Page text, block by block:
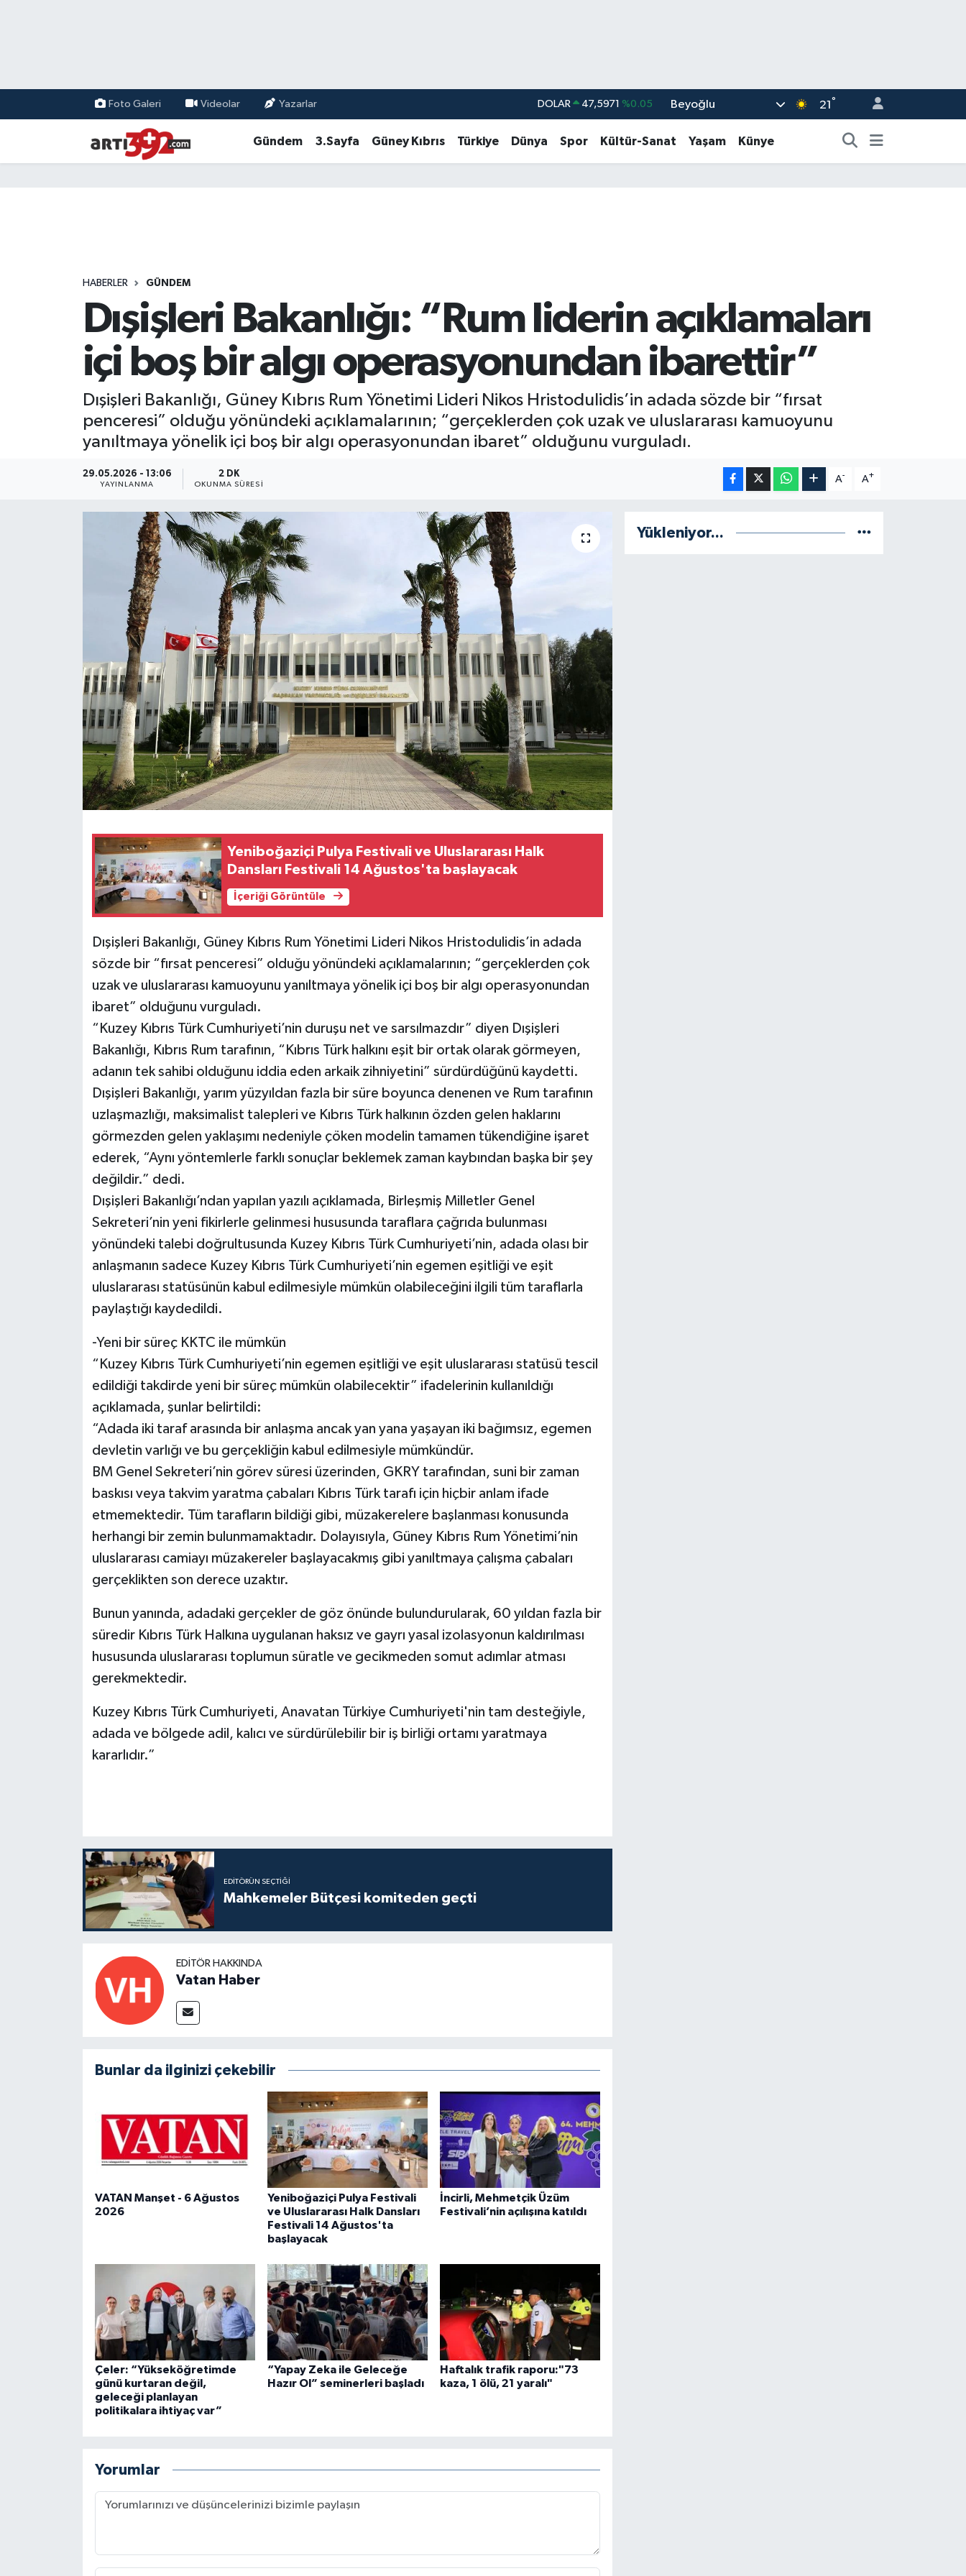
Foto Galeri Videolar Yazarlar DOLAR 47,5971 %0.05 Beyoğlu 21 °
Gündem 3.Sayfa Güney Kıbrıs Türkiye Dünya Spor Kültür-Sanat Yaşam Künye
HABERLER GÜNDEM
Dışişleri Bakanlığı: “Rum liderin açıklamaları
içi boş bir algı operasyonundan ibarettir”
Dışişleri Bakanlığı, Güney Kıbrıs Rum Yönetimi Lideri Nikos Hristodulidis’in adada sözde bir “fırsat
penceresi” olduğu yönündeki açıklamalarının; “gerçeklerden çok uzak ve uluslararası kamuoyunu
yanıltmaya yönelik içi boş bir algı operasyonundan ibaret” olduğunu vurguladı.
29.05.2026 - 13:06
YAYINLANMA
2 DK
OKUNMA SÜRESI
A- A+
Yeniboğaziçi Pulya Festivali ve Uluslararası Halk
Dansları Festivali 14 Ağustos'ta başlayacak
İçeriği Görüntüle
Dışişleri Bakanlığı, Güney Kıbrıs Rum Yönetimi Lideri Nikos Hristodulidis’in adada
sözde bir “fırsat penceresi” olduğu yönündeki açıklamalarının; “gerçeklerden çok
uzak ve uluslararası kamuoyunu yanıltmaya yönelik içi boş bir algı operasyonundan
ibaret” olduğunu vurguladı.
“Kuzey Kıbrıs Türk Cumhuriyeti’nin duruşu net ve sarsılmazdır” diyen Dışişleri
Bakanlığı, Kıbrıs Rum tarafının, “Kıbrıs Türk halkını eşit bir ortak olarak görmeyen,
adanın tek sahibi olduğunu iddia eden arkaik zihniyetini” sürdürdüğünü kaydetti.
Dışişleri Bakanlığı, yarım yüzyıldan fazla bir süre boyunca denenen ve Rum tarafının
uzlaşmazlığı, maksimalist talepleri ve Kıbrıs Türk halkının özden gelen haklarını
görmezden gelen yaklaşımı nedeniyle çöken modelin tamamen tükendiğine işaret
ederek, “Aynı yöntemlerle farklı sonuçlar beklemek zaman kaybından başka bir şey
değildir.” dedi.
Dışişleri Bakanlığı’ndan yapılan yazılı açıklamada, Birleşmiş Milletler Genel
Sekreteri’nin yeni fikirlerle gelinmesi hususunda taraflara çağrıda bulunması
yönündeki talebi doğrultusunda Kuzey Kıbrıs Türk Cumhuriyeti’nin, adada olası bir
anlaşmanın sadece Kuzey Kıbrıs Türk Cumhuriyeti’nin egemen eşitliği ve eşit
uluslararası statüsünün kabul edilmesiyle mümkün olabileceğini ilgili tüm taraflarla
paylaştığı kaydedildi.
-Yeni bir süreç KKTC ile mümkün
“Kuzey Kıbrıs Türk Cumhuriyeti’nin egemen eşitliği ve eşit uluslararası statüsü tescil
edildiği takdirde yeni bir süreç mümkün olabilecektir” ifadelerinin kullanıldığı
açıklamada, şunlar belirtildi:
“Adada iki taraf arasında bir anlaşma ancak yan yana yaşayan iki bağımsız, egemen
devletin varlığı ve bu gerçekliğin kabul edilmesiyle mümkündür.
BM Genel Sekreteri’nin görev süresi üzerinden, GKRY tarafından, suni bir zaman
baskısı veya takvim yaratma çabaları Kıbrıs Türk tarafı için hiçbir anlam ifade
etmemektedir. Tüm tarafların bildiği gibi, müzakerelere başlanması konusunda
herhangi bir zemin bulunmamaktadır. Dolayısıyla, Güney Kıbrıs Rum Yönetimi’nin
uluslararası camiayı müzakereler başlayacakmış gibi yanıltmaya çalışma çabaları
gerçeklikten son derece uzaktır.
Bunun yanında, adadaki gerçekler de göz önünde bulundurularak, 60 yıldan fazla bir
süredir Kıbrıs Türk Halkına uygulanan haksız ve gayrı yasal izolasyonun kaldırılması
hususunda uluslararası toplumun süratle ve gecikmeden somut adımlar atması
gerekmektedir.
Kuzey Kıbrıs Türk Cumhuriyeti, Anavatan Türkiye Cumhuriyeti'nin tam desteğiyle,
adada ve bölgede adil, kalıcı ve sürdürülebilir bir iş birliği ortamı yaratmaya
kararlıdır.”
EDITÖRÜN SEÇTIĞI
Mahkemeler Bütçesi komiteden geçti
EDITÖR HAKKINDA
Vatan Haber
Bunlar da ilginizi çekebilir
VATAN Manşet - 6 Ağustos
2026
Yeniboğaziçi Pulya Festivali
ve Uluslararası Halk Dansları
Festivali 14 Ağustos'ta
başlayacak
İncirli, Mehmetçik Üzüm
Festivali’nin açılışına katıldı
Çeler: “Yükseköğretimde
günü kurtaran değil,
geleceği planlayan
politikalara ihtiyaç var”
“Yapay Zeka ile Geleceğe
Hazır Ol” seminerleri başladı
Haftalık trafik raporu:"73
kaza, 1 ölü, 21 yaralı"
Yorumlar
Yükleniyor...